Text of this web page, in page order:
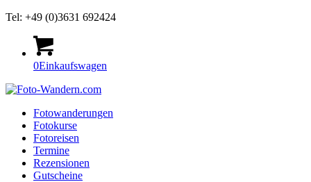
Tel: +49 (0)3631 692424
0Einkaufswagen
Fotowanderungen
Fotokurse
Fotoreisen
Termine
Rezensionen
Gutscheine